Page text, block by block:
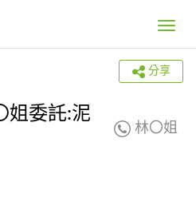
Toggle
分享
姐委託:泥
林〇姐